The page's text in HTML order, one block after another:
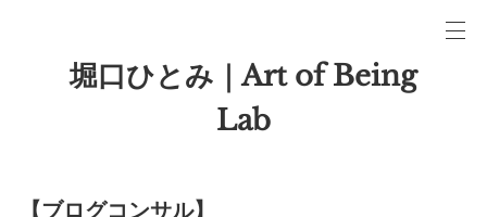
堀口ひとみ｜Art of Being
Lab
【ブログコンサル】